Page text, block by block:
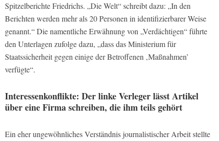
Spitzelberichte Friedrichs. „Die Welt“ schreibt dazu: „In den
Berichten werden mehr als 20 Personen in identifizierbarer Weise
genannt.“ Die namentliche Erwähnung von „Verdächtigen“ führte
den Unterlagen zufolge dazu, „dass das Ministerium für
Staatssicherheit gegen einige der Betroffenen ‚Maßnahmen’
verfügte“.
Interessenkonflikte: Der linke Verleger lässt Artikel
über eine Firma schreiben, die ihm teils gehört
Ein eher ungewöhnliches Verständnis journalistischer Arbeit stellte